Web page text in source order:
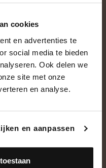
cookies
en advertenties te
social media te bieden
Ook delen we
site met onze
en analyse.
en aanpassen